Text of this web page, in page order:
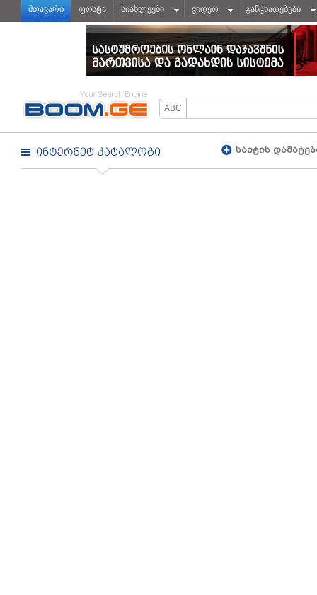
მთავარი ფოსტა სიახლეები ვიდეო განცხადებები
საიტის